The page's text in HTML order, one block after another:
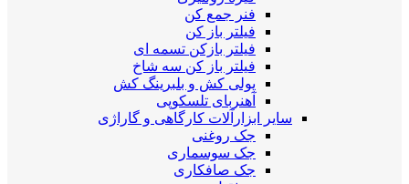
فنر جمع کن
فیلتر باز کن
فیلتر بازکن تسمه ای
فیلتر باز کن سه شاخ
پولی کش و بلبرینگ کش
آهنربای تلسکوپی
سایر ابزارآلات کارگاهی و گاراژی
جک روغنی
جک سوسماری
جک صافکاری